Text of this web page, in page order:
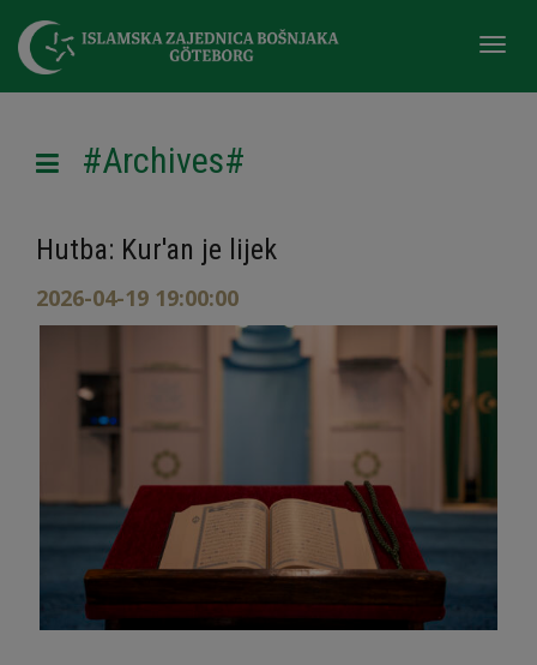
#Archives#
Hutba: Kur'an je lijek
2026-04-19 19:00:00